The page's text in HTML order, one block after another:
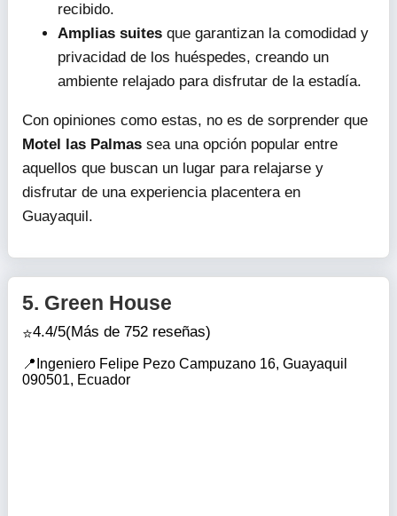
recibido.
Amplias suites que garantizan la comodidad y
privacidad de los huéspedes, creando un
ambiente relajado para disfrutar de la estadía.
Con opiniones como estas, no es de sorprender que
Motel las Palmas sea una opción popular entre
aquellos que buscan un lugar para relajarse y
disfrutar de una experiencia placentera en
Guayaquil.
5. Green House
4.4/5(Más de 752 reseñas)
Ingeniero Felipe Pezo Campuzano 16, Guayaquil
090501, Ecuador